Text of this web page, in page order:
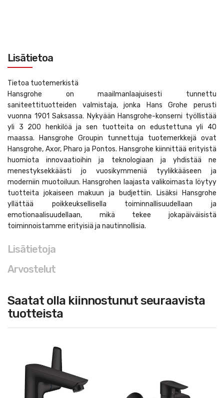
Lisätietoa
Tietoa tuotemerkistä
Hansgrohe on maailmanlaajuisesti tunnettu
saniteettituotteiden valmistaja, jonka Hans Grohe perusti
vuonna 1901 Saksassa. Nykyään Hansgrohe-konserni työllistää
yli 3 200 henkilöä ja sen tuotteita on edustettuna yli 40
maassa. Hansgrohe Groupin tunnettuja tuotemerkkejä ovat
Hansgrohe, Axor, Pharo ja Pontos. Hansgrohe kiinnittää erityistä
huomiota innovaatioihin ja teknologiaan ja yhdistää ne
menestyksekkäästi jo vuosikymmeniä tyylikkääseen ja
moderniin muotoiluun. Hansgrohen laajasta valikoimasta löytyy
tuotteita jokaiseen makuun ja budjettiin. Lisäksi Hansgrohe
yllättää poikkeuksellisella toiminnallisuudellaan ja
emotionaalisuudellaan, mikä tekee jokapäiväisistä
toiminnoistamme erityisiä ja nautinnollisia.
Lisätietoja
Arvostelut
Saatat olla kiinnostunut seuraavista
tuotteista